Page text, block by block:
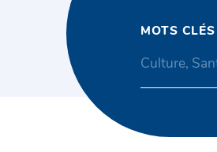
MOTS CLÉS